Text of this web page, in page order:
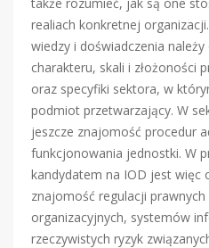
realiach konkretnej
wiedzy i doświadczenia
charakteru, skali i złożoności
oraz specyfiki sektora, w
podmiot przetwarzający. W
jeszcze znajomość procedur
funkcjonowania jednostki. W
kandydatem na IOD jest więc
znajomość regulacji
organizacyjnych, systemów
rzeczywistych ryzyk